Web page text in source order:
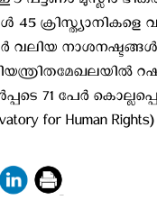
45
വലിയ നാശനഷ്ടങ്ങൾ
71 പേർ
for Human